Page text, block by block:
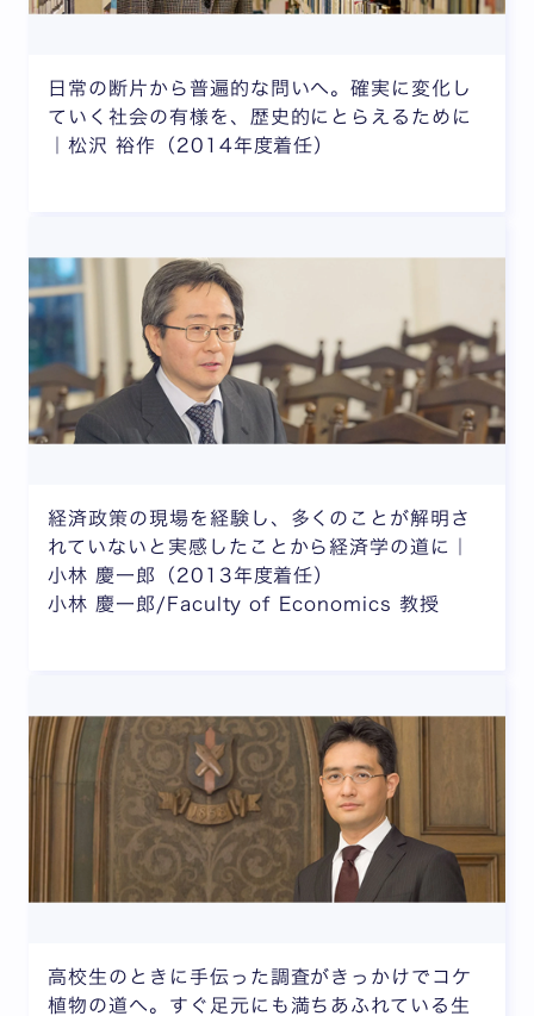
日常の断片から普遍的な問いへ。確実に変化し
ていく社会の有様を、歴史的にとらえるために
｜松沢 裕作（2014年度着任）
経済政策の現場を経験し、多くのことが解明さ
れていないと実感したことから経済学の道に｜
小林 慶一郎（2013年度着任）
小林 慶一郎/Faculty of Economics 教授
高校生のときに手伝った調査がきっかけでコケ
植物の道へ。すぐ足元にも満ちあふれている生